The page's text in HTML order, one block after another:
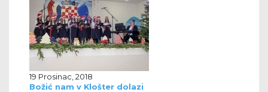
19 Prosinac, 2018
Božić nam v Klošter dolazi